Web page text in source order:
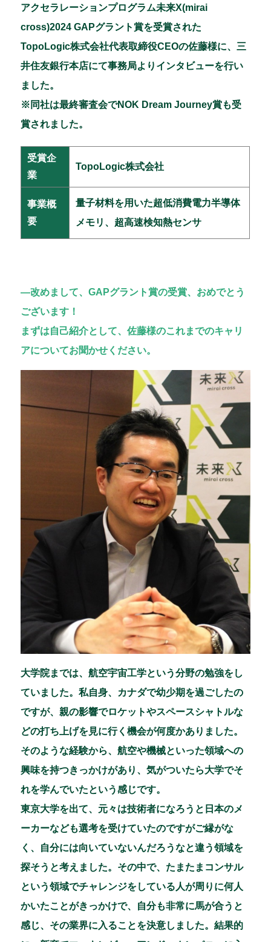
アクセラレーションプログラム未来X(mirai
cross)2024 GAPグラント賞を受賞された
TopoLogic株式会社代表取締役CEOの佐藤様に、三
井住友銀行本店にて事務局よりインタビューを行い
ました。
※同社は最終審査会でNOK Dream Journey賞も受
賞されました。
受賞企
業
TopoLogic株式会社
事業概
要
量子材料を用いた超低消費電力半導体
メモリ、超高速検知熱センサ
―改めまして、GAPグラント賞の受賞、おめでとう
ございます！
まずは自己紹介として、佐藤様のこれまでのキャリ
アについてお聞かせください。
大学院までは、航空宇宙工学という分野の勉強をし
ていました。私自身、カナダで幼少期を過ごしたの
ですが、親の影響でロケットやスペースシャトルな
どの打ち上げを見に行く機会が何度かありました。
そのような経験から、航空や機械といった領域への
興味を持つきっかけがあり、気がついたら大学でそ
れを学んでいたという感じです。
東京大学を出て、元々は技術者になろうと日本のメ
ーカーなども選考を受けていたのですがご縁がな
く、自分には向いていないんだろうなと違う領域を
探そうと考えました。その中で、たまたまコンサル
という領域でチャレンジをしている人が周りに何人
かいたことがきっかけで、自分も非常に馬が合うと
感じ、その業界に入ることを決意しました。結果的